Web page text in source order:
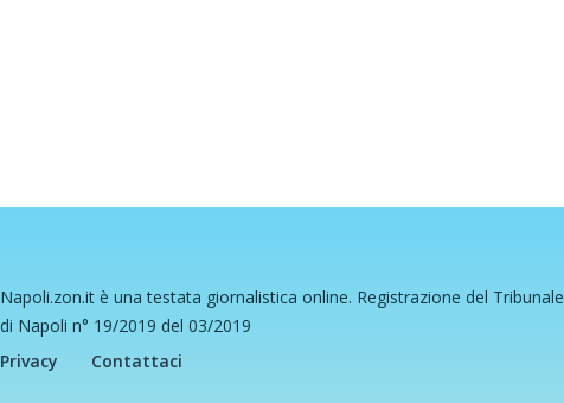
Napoli.zon.it è una testata giornalistica online. Registrazione del Tribunale
di Napoli n° 19/2019 del 03/2019
Privacy
Contattaci